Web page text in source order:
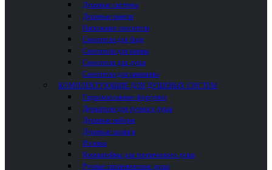
Душевые системы
Душевые панели
Напольные смесители
Смесители для биде
Смесители для ванны
Смесители для душа
Смесители для раковины
КОМПЛЕКТУЮЩИЕ ДЛЯ ДУШЕВЫХ СИСТЕМ
Гидромассажные форсунки
Держатели для ручного душа
Душевые наборы
Душевые шланги
Изливы
Кронштейны для тропического душа
Ручные гигиенические души